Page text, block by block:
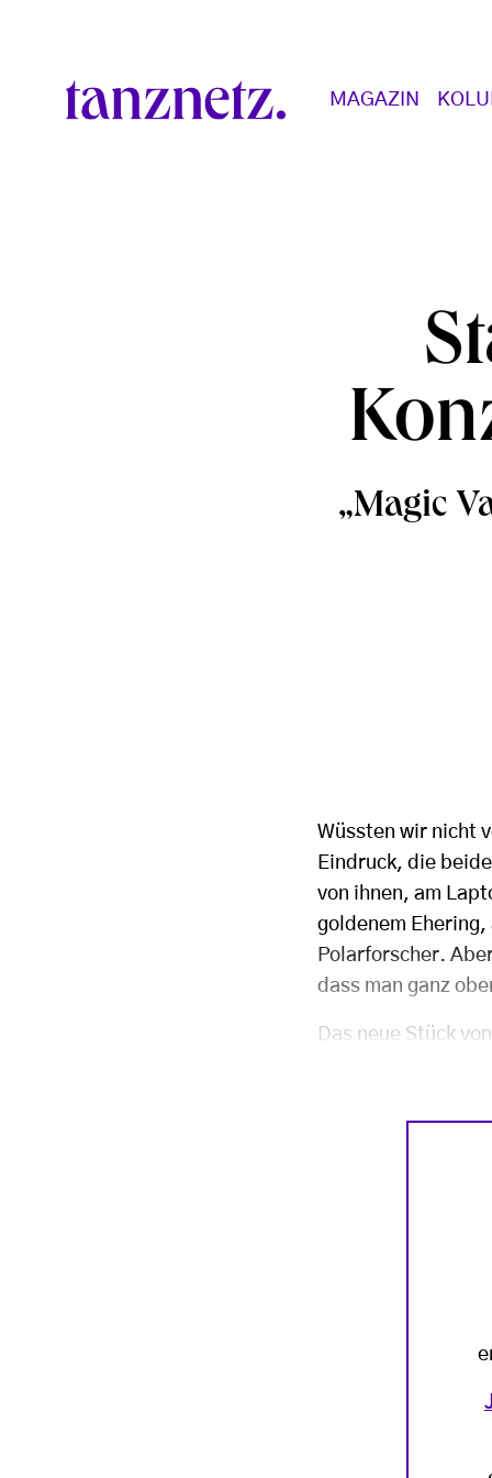
Main navigation
MAGAZIN
„Magic
Wüssten wir nicht
Eindruck, die
von ihnen, am
goldenem
Polarforscher.
dass man ganz
Das neue Stück